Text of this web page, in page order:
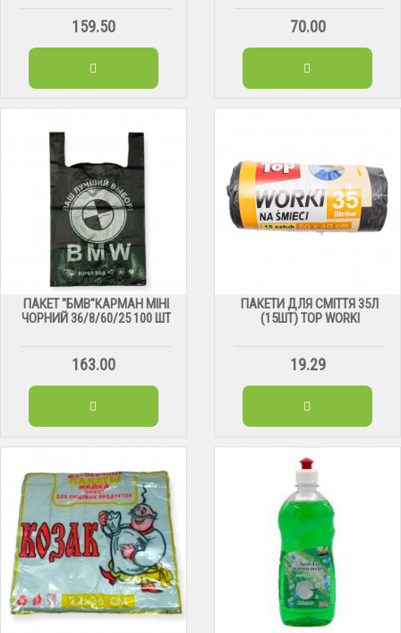
159.50 70.00
ПАКЕТ "БМВ"КАРМАН МІНІ
ЧОРНИЙ 36/8/60/25 100 ШТ
163.00
ПАКЕТИ ДЛЯ СМІТТЯ 35Л
(15ШТ) TOP WORKI
19.29